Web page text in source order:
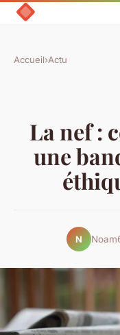
Accueil›Actu
La nef :
une
N Noam